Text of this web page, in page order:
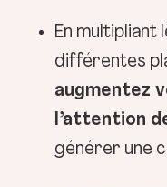
En multipliant
différentes
augmentez
l’attention
générer une